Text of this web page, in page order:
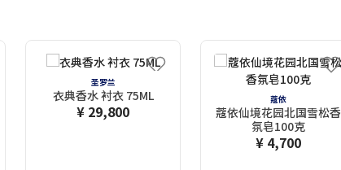
圣罗兰
衣典香水 衬衣 75ML
¥ 29,800
蔻依
蔻依仙境花园北国雪松香
氛皂100克
¥ 4,700